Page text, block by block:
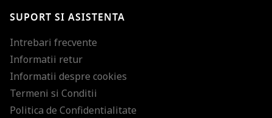
ultimele tendinte in moda!
SUPORT SI ASISTENTA
Intrebari frecvente
Informatii retur
Informatii despre cookies
Termeni si Conditii
Politica de Confidentialitate